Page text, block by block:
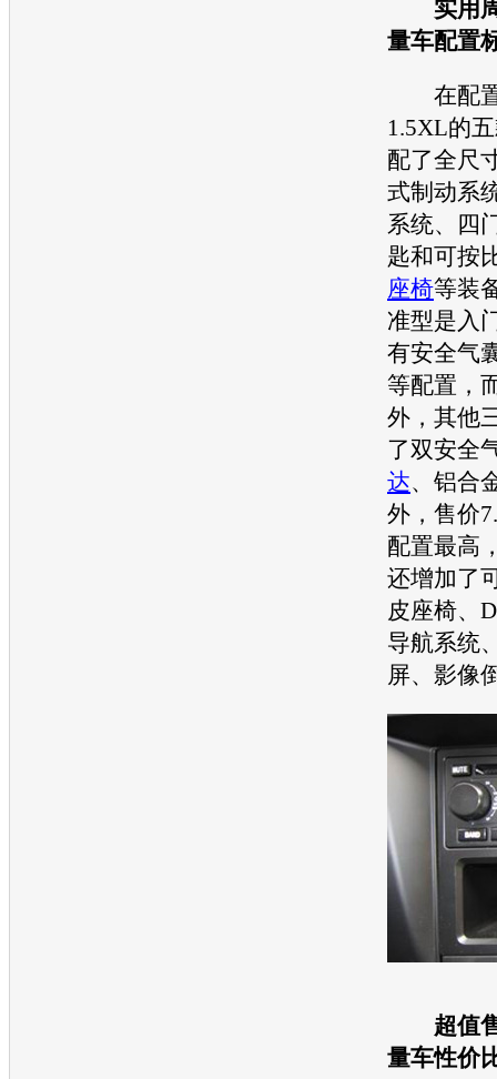
实用
量车配置
在配置
1.5XL的
配了全尺
式制动系
系统、四
匙和可按
座椅等装
准型是入
有安全气
等配置，
外，其他
了双安全
达、铝合
外，售价
配置最高
还增加了
皮座椅、
导航系统
屏、影像
超值
量车性价